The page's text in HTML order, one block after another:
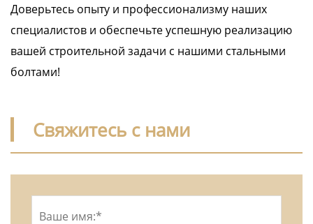
Доверьтесь опыту и профессионализму наших
специалистов и обеспечьте успешную реализацию
вашей строительной задачи с нашими стальными
болтами!
Свяжитесь с нами